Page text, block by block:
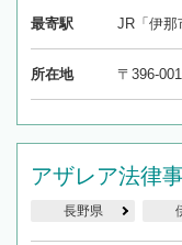
最寄駅 JR「伊那
所在地 〒396-
アザレア法律
長野県